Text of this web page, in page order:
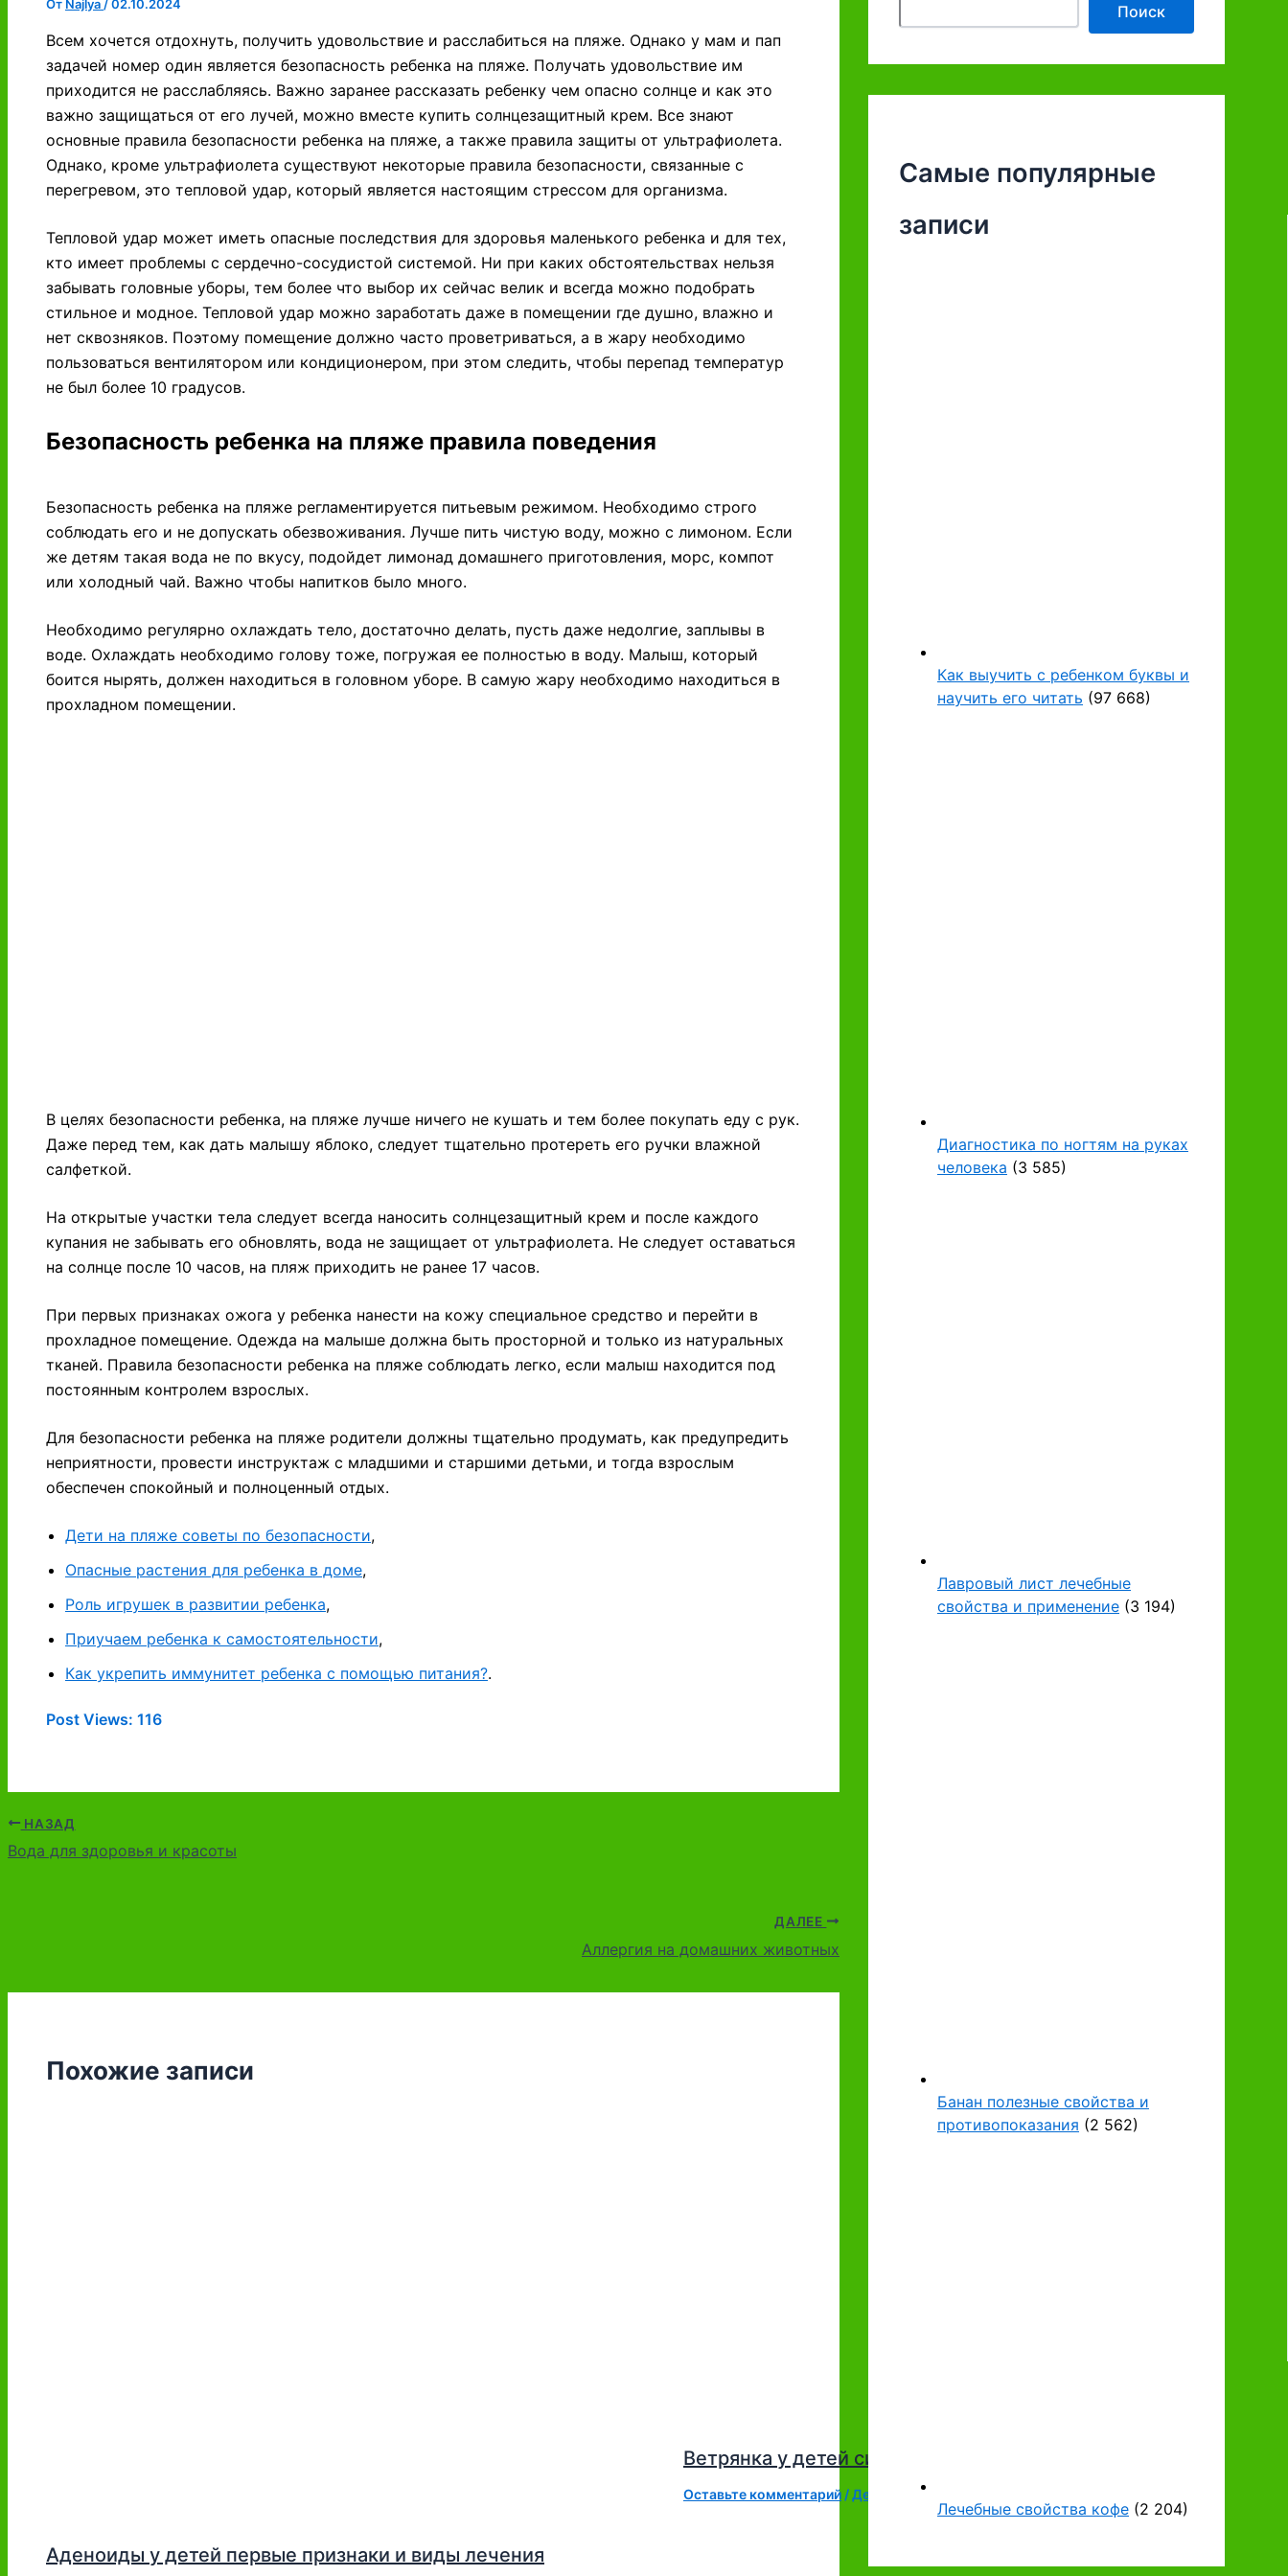
От Najlya /02.10.2024
Всем хочется отдохнуть, получить удовольствие и расслабиться на пляже. Однако у мам и пап
задачей номер один является безопасность ребенка на пляже. Получать удовольствие им
приходится не расслабляясь. Важно заранее рассказать ребенку чем опасно солнце и как это
важно защищаться от его лучей, можно вместе купить солнцезащитный крем. Все знают
основные правила безопасности ребенка на пляже, а также правила защиты от ультрафиолета.
Однако, кроме ультрафиолета существуют некоторые правила безопасности, связанные с
перегревом, это тепловой удар, который является настоящим стрессом для организма.
Тепловой удар может иметь опасные последствия для здоровья маленького ребенка и для тех,
кто имеет проблемы с сердечно-сосудистой системой. Ни при каких обстоятельствах нельзя
забывать головные уборы, тем более что выбор их сейчас велик и всегда можно подобрать
стильное и модное. Тепловой удар можно заработать даже в помещении где душно, влажно и
нет сквозняков. Поэтому помещение должно часто проветриваться, а в жару необходимо
пользоваться вентилятором или кондиционером, при этом следить, чтобы перепад температур
не был более 10 градусов.
Безопасность ребенка на пляже правила поведения
Безопасность ребенка на пляже регламентируется питьевым режимом. Необходимо строго
соблюдать его и не допускать обезвоживания. Лучше пить чистую воду, можно с лимоном. Если
же детям такая вода не по вкусу, подойдет лимонад домашнего приготовления, морс, компот
или холодный чай. Важно чтобы напитков было много.
Необходимо регулярно охлаждать тело, достаточно делать, пусть даже недолгие, заплывы в
воде. Охлаждать необходимо голову тоже, погружая ее полностью в воду. Малыш, который
боится нырять, должен находиться в головном уборе. В самую жару необходимо находиться в
прохладном помещении.
В целях безопасности ребенка, на пляже лучше ничего не кушать и тем более покупать еду с рук.
Даже перед тем, как дать малышу яблоко, следует тщательно протереть его ручки влажной
салфеткой.
На открытые участки тела следует всегда наносить солнцезащитный крем и после каждого
купания не забывать его обновлять, вода не защищает от ультрафиолета. Не следует оставаться
на солнце после 10 часов, на пляж приходить не ранее 17 часов.
При первых признаках ожога у ребенка нанести на кожу специальное средство и перейти в
прохладное помещение. Одежда на малыше должна быть просторной и только из натуральных
тканей. Правила безопасности ребенка на пляже соблюдать легко, если малыш находится под
постоянным контролем взрослых.
Для безопасности ребенка на пляже родители должны тщательно продумать, как предупредить
неприятности, провести инструктаж с младшими и старшими детьми, и тогда взрослым
обеспечен спокойный и полноценный отдых.
Дети на пляже советы по безопасности,
Опасные растения для ребенка в доме,
Роль игрушек в развитии ребенка,
Приучаем ребенка к самостоятельности,
Как укрепить иммунитет ребенка с помощью питания?.
Post Views: 116
НАЗАД
Вода для здоровья и красоты
ДАЛЕЕ
Аллергия на домашних животных
Похожие записи
Аденоиды у детей первые признаки и виды лечения
Ветрянка у детей симптомы и лечение
Оставьте комментарий /Дети Najlya
Поиск
Самые популярные
записи
Как выучить с ребенком буквы и
научить его читать (97 668)
Диагностика по ногтям на руках
человека (3 585)
Лавровый лист лечебные
свойства и применение (3 194)
Банан полезные свойства и
противопоказания (2 562)
Лечебные свойства кофе (2 204)